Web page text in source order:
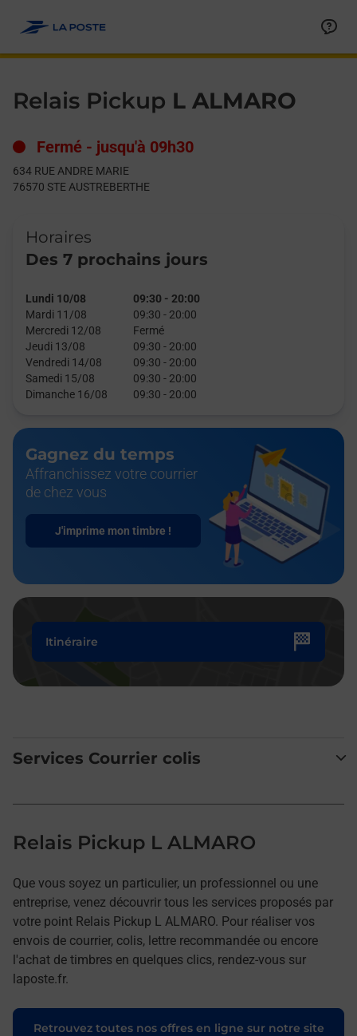
Relais Pickup L ALMARO
Fermé - jusqu'à 09h30
634 RUE ANDRE MARIE
76570 STE AUSTREBERTHE
Horaires
Des 7 prochains jours
Lundi 10/08 09:30 - 20:00
Mardi 11/08
09:30 - 20:00
Mercredi 12/08
Fermé
Jeudi 13/08
09:30 - 20:00
Vendredi 14/08
09:30 - 20:00
Samedi 15/08
09:30 - 20:00
Dimanche 16/08
09:30 - 20:00
Gagnez du temps
Affranchissez votre courrier
de chez vous
J'imprime mon timbre !
Itinéraire
Services Courrier colis
Relais Pickup L ALMARO
Que vous soyez un particulier, un professionnel ou une
entreprise, venez découvrir tous les services proposés par
votre point Relais Pickup L ALMARO. Pour réaliser vos
envois de courrier, colis, lettre recommandée ou encore
l'achat de timbres en quelques clics, rendez-vous sur
laposte.fr.
Retrouvez toutes nos offres en ligne sur notre site